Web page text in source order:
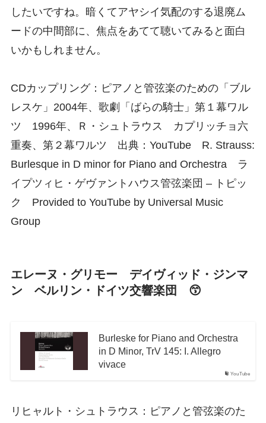
したいですね。暗くてアヤシイ気配のする退廃ム
ードの中間部に、焦点をあてて聴いてみると面白
いかもしれません。
CDカップリング：ピアノと管弦楽のための「ブル
レスケ」2004年、歌劇「ばらの騎士」第１幕ワル
ツ 1996年、Ｒ・シュトラウス カプリッチョ六
重奏、第２幕ワルツ 出典：YouTube R. Strauss:
Burlesque in D minor for Piano and Orchestra ラ
イプツィヒ・ゲヴァントハウス管弦楽団 – トピッ
ク Provided to YouTube by Universal Music
Group
エレーヌ・グリモー デイヴィッド・ジンマ
ン ベルリン・ドイツ交響楽団 😙
YouTube
Burleske for Piano and Orchestra
in D Minor, TrV 145: I. Allegro
vivace
リヒャルト・シュトラウス：ピアノと管弦楽のた